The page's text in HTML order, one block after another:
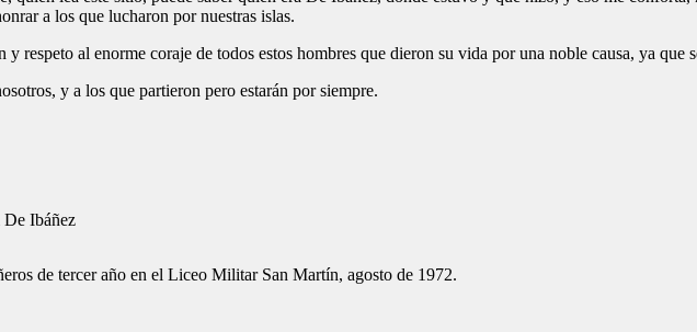
a los que lucharon por nuestras islas.
respeto al enorme coraje de todos estos hombres que dieron su vida por una noble causa, ya que
y a los que partieron pero estarán por siempre.
Ibáñez
de tercer año en el Liceo Militar San Martín, agosto de 1972.